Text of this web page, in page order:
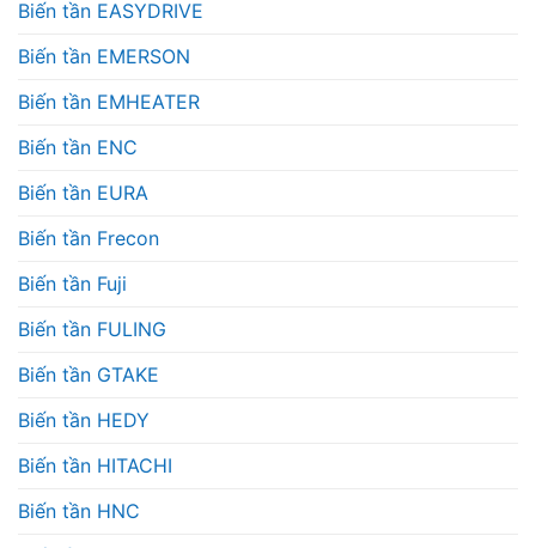
Biến tần EASYDRIVE
Biến tần EMERSON
Biến tần EMHEATER
Biến tần ENC
Biến tần EURA
Biến tần Frecon
Biến tần Fuji
Biến tần FULING
Biến tần GTAKE
Biến tần HEDY
Biến tần HITACHI
Biến tần HNC